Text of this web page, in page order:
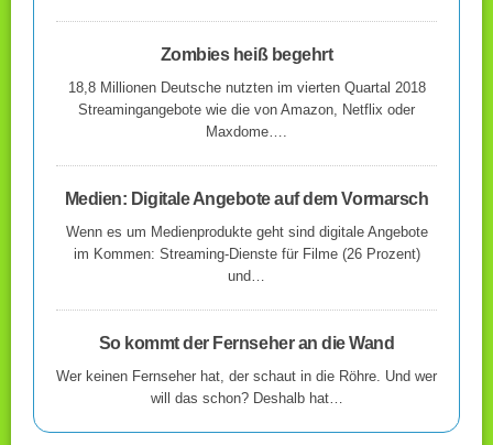
Zombies heiß begehrt
18,8 Millionen Deutsche nutzten im vierten Quartal 2018
Streamingangebote wie die von Amazon, Netflix oder
Maxdome….
Medien: Digitale Angebote auf dem Vormarsch
Wenn es um Medienprodukte geht sind digitale Angebote
im Kommen: Streaming-Dienste für Filme (26 Prozent)
und…
So kommt der Fernseher an die Wand
Wer keinen Fernseher hat, der schaut in die Röhre. Und wer
will das schon? Deshalb hat…